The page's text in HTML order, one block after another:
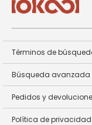
Términos de
Búsqueda avanzada
Pedidos y
Política de privacidad